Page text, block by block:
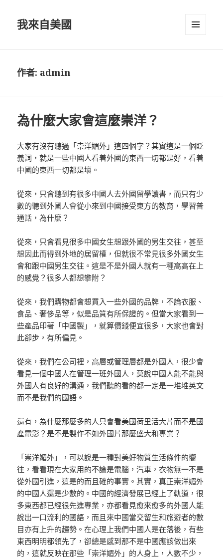
我來自美國
作者: admin
為什麼大家會這麼崇洋？
大家有沒有聽過「崇洋媚外」這四個字？其實這是一個貶
義詞，就是一些中國人看着外國的東西一切都是好，看着
中國的東西一切都是壞。
從來，只會聽到有很多中國人去外國留學讀書，而只有少
數的聽到外國人會從小來到中國接受東方的教育，學習普
通話，為什麼？
從來，只會看見很多中國女生想跟外國的男生交往，甚至
想因此而得到外地的居留權，但就很不常見很多外國女生
會和跟中國男生交往。這是不是外國人就有一種高高在上
的感覺？很多人都想攀附？
從來，我們購物都會想買入一些外國的品牌，不論衣服、
食品、奢侈品等，似是品質有所保證的。但當大家看到一
些產品印著「中國製」，就算價錢便宜很多，大家也會對
此卻步，有所偏見。
從來，我們在公司裡，高層或管理層都是外國人，很少會
看見一個中國人在管理一班外國人，莫說中國人能不能與
外國人有良好的溝通，我們聽的看的都一定是一堆堆英文
而不是我們的國語。
還有，為什麼那麼多的人只會看美國荷里活大片而不是國
產電影？是不是製作不如外國片那麼盛大和專業？
「崇洋媚外」，可以說是一種對美好物質生活條件的嚮
往，看看現在大家用的不論是電腦，汽車，衣物無一不是
從外國引進，這是的而且確的事實。其實，真正崇洋媚外
的中國人還是少數的。中國的經濟發展已經上了軌道，很
多東西都已經很先進專業，亦都看見愈來愈多的外國人能
說出一口流利的國語，而且來中國當交留生和旅遊者的數
目亦有上升的趨勢。在心理上我們中國人是在落後，有些
東西明明都領先了，卻總是感到那不是中國應該做出來
的，這就反映在那些「崇洋媚外」的人身上，人數不少，